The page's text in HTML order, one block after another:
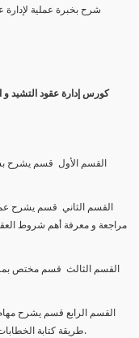
شرح بخبرة عملية لإدارة
كورس إدارة عقود التشيد و
القسم الأول قسم يشرح
القسم الثاني قسم يشرح
مراجعة و معرفة أهم شروط
القسم الثالث قسم مختص
القسم الرابع قسم يشرح
طريقة كتابة الخطابات بشكل احترافي و كيفية عمل مطالبات و غيرها الكثير.